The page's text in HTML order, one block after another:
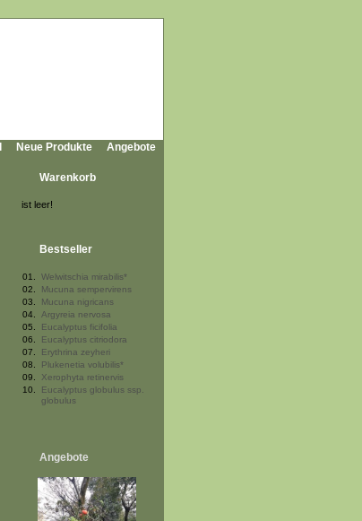
Neue Produkte Angebote
Warenkorb
ist leer!
Bestseller
01.
Welwitschia mirabilis*
02.
Mucuna sempervirens
03.
Mucuna nigricans
04.
Argyreia nervosa
05.
Eucalyptus ficifolia
06.
Eucalyptus citriodora
07.
Erythrina zeyheri
08.
Plukenetia volubilis*
09.
Xerophyta retinervis
10.
Eucalyptus globulus ssp.
globulus
Angebote